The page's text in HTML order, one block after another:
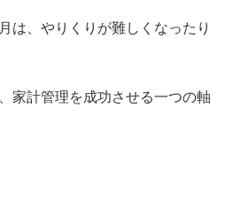
は、やりくりが難しくなったり
家計管理を成功させる一つの軸